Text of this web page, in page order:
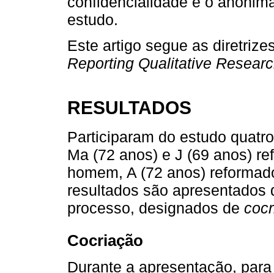
estudo.
Este artigo segue as
Reporting Qualitative
RESULTADOS
Participaram do estudo
Ma (72 anos) e J (69 anos)
homem, A (72 anos)
resultados são apresentados
processo, designados de
Cocriação
Durante a apresentação,